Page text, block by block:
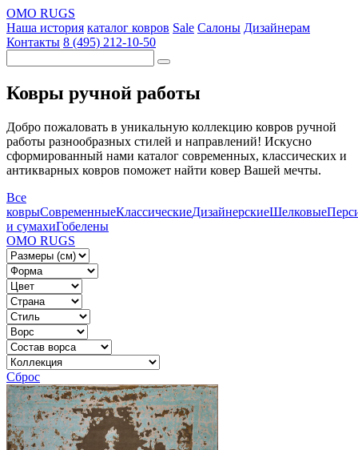
OMO RUGS
Наша история каталог ковров Sale Салоны Дизайнерам
Контакты 8 (495) 212-10-50
Ковры ручной работы
Добро пожаловать в уникальную коллекцию ковров ручной
работы разнообразных стилей и направлений! Искусно
сформированный нами каталог современных, классических и
антикварных ковров поможет найти ковер Вашей мечты.
Все
коврыСовременныеКлассическиеДизайнерскиеШелковые
и сумахиГобелены
OMO RUGS
Сброс